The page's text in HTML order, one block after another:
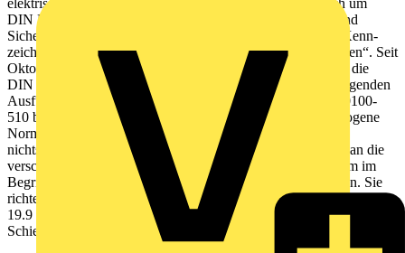
elektrischer Anlagen) nicht sehr bekannt ist. Es handelt sich um
DIN EN 60446 (VDE 0198); sie trägt den Titel: „Grund- und
Sicherheitsregeln für die Mensch-Maschine-Schnittstelle – Kenn-
zeichnung von Leitern durch Farben oder numerische Zeichen“. Seit
Oktober 2011 wurden die Anforderungen aus VDE 0198 in die
DIN EN 60445 (VDE 0197):2011-10 übernommen. Die folgenden
Ausführungen, die sich auf Anforderungen aus DIN VDE 0100-
510 beziehen, beziehen sich jedoch noch auf die zurückgezogene
Norm VDE 0198. Inhaltlich hat sich dadurch jedoch
nichts geändert. Diese Norm richtete sich genau genommen an die
verschiedenen Normungskomi-tees, die bei irgendeiner Norm im
Begriff sind, Aussagen zu Leiterkennzeichnungen zu machen. Sie
richtet sich also in erster Linie nicht an den Planer und Errichter.
19.9 Farbige Kennzeichnung von Kabeln, Leitungen und blanken
Schienen 1573vde19.indd 697 01.09.2014 16:15:18